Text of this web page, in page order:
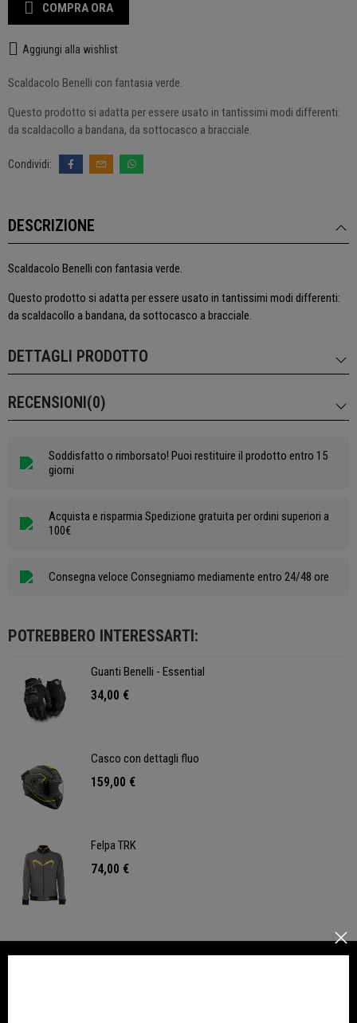
COMPRA ORA
Aggiungi alla wishlist
Scaldacolo Benelli con fantasia verde.
Questo prodotto si adatta per essere usato in tantissimi modi differenti:
da scaldacollo a bandana, da sottocasco a bracciale.
DESCRIZIONE
Scaldacolo Benelli con fantasia verde.
Questo prodotto si adatta per essere usato in tantissimi modi differenti:
da scaldacollo a bandana, da sottocasco a bracciale.
DETTAGLI PRODOTTO
RECENSIONI(0)
Soddisfatto o rimborsato! Puoi restituire il prodotto entro 15
giorni
Acquista e risparmia Spedizione gratuita per ordini superiori a
100€
Consegna veloce Consegniamo mediamente entro 24/48 ore
POTREBBERO INTERESSARTI:
Guanti Benelli - Essential
34,00 €
Casco con dettagli fluo
159,00 €
Felpa TRK
74,00 €